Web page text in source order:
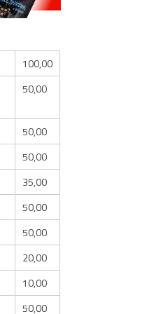
100,00
50,00
50,00
50,00
35,00
50,00
50,00
20,00
10,00
50,00